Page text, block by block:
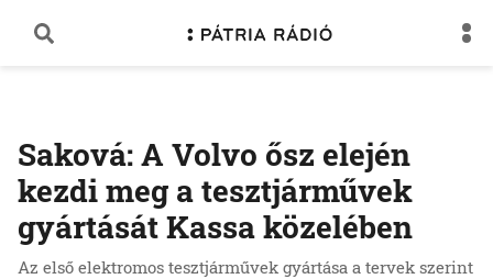
Saková: A Volvo ősz elején
kezdi meg a tesztjárművek
gyártását Kassa közelében
Az első elektromos tesztjárművek gyártása a tervek szerint